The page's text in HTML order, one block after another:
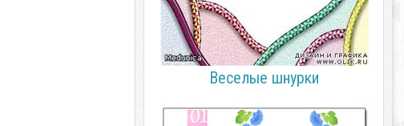
Веселые шнурки